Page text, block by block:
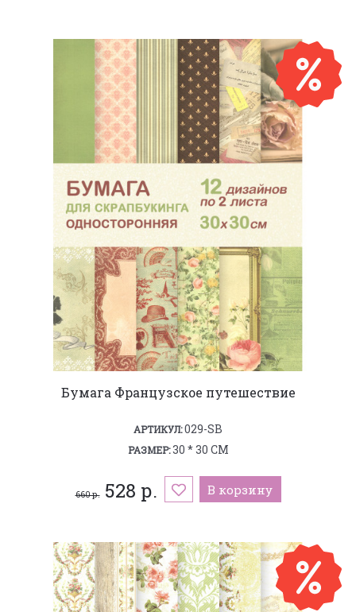
Бумага Французское путешествие
АРТИКУЛ:029-SB
РАЗМЕР:30 * 30 СМ
660 р.528 р. В корзину